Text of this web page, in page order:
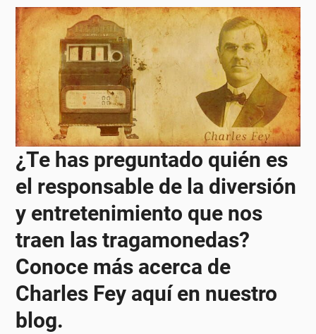
¿Te has preguntado quién es
el responsable de la diversión
y entretenimiento que nos
traen las tragamonedas?
Conoce más acerca de
Charles Fey aquí en nuestro
blog.